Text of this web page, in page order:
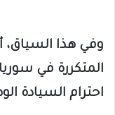
وفي هذا السياق،
المتكررة في
احترام السيادة